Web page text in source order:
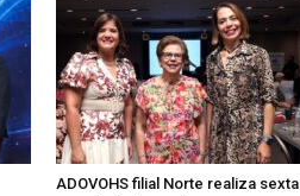
ADOVOHS filial Norte realiza sexta